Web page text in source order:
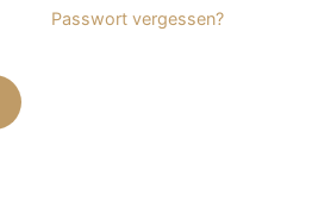
Passwort vergessen?